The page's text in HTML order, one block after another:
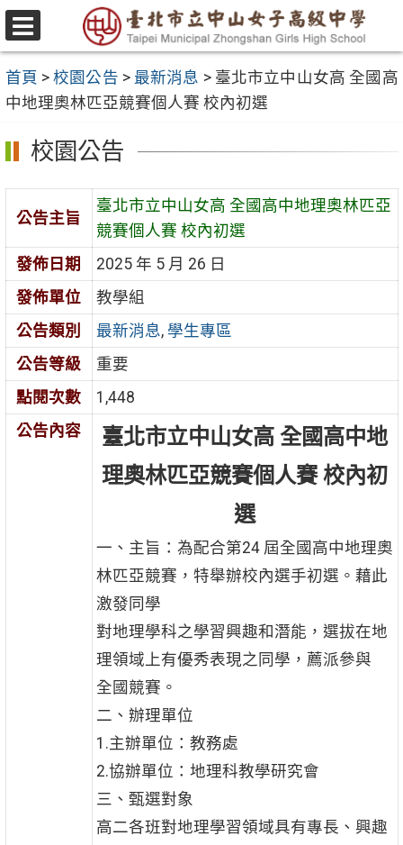
跳
至
要
內
容
區
選
單
首頁 >校園公告 > 最新消息 > 臺北市立中山女高 全國高
中地理奧林匹亞競賽個人賽 校內初選
校園公告
公告主旨
臺北市立中山女高 全國高中地理奧林匹亞
競賽個人賽 校內初選
發佈日期
2025 年 5 月 26 日
發佈單位
教學組
公告類別
最新消息, 學生專區
公告等級
重要
點閱次數
1,448
公告內容
臺北市立中山女高 全國高中地
理奧林匹亞競賽個人賽 校內初
選
一、主旨：為配合第24 屆全國高中地理奧
林匹亞競賽，特舉辦校內選手初選。藉此
激發同學
對地理學科之學習興趣和潛能，選拔在地
理領域上有優秀表現之同學，薦派參與
全國競賽。
二、辦理單位
1.主辦單位：教務處
2.協辦單位：地理科教學研究會
三、甄選對象
高二各班對地理學習領域具有專長、興趣